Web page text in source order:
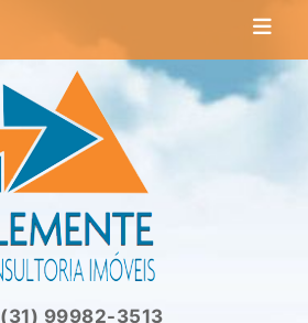
(31) 99982-3513